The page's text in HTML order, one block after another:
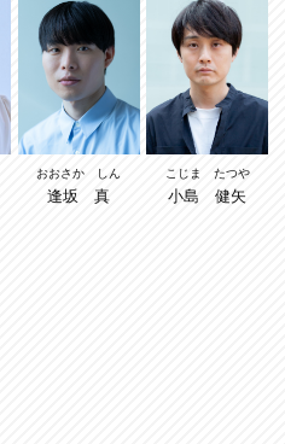
おおさか しん
逢坂 真
こじま たつや
小島 健矢